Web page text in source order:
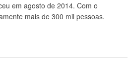
em agosto de 2014. Com o
mais de 300 mil pessoas.